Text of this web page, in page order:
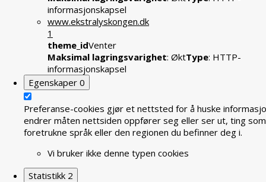
informasjonskapsel
www.ekstralyskongen.dk
1
theme_idVenter
Maksimal lagringsvarighet: ØktType: HTTP-
informasjonskapsel
Egenskaper 0
Preferanse-cookies gjør et nettsted for å huske
endrer måten nettsiden oppfører seg eller ser ut, ting
foretrukne språk eller den regionen du befinner deg i.
Vi bruker ikke denne typen cookies
Statistikk 2